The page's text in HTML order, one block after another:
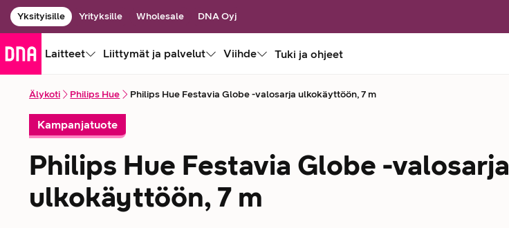
Yksityisille Yrityksille Wholesale DNA Oyj
Laitteet Liittymät ja palvelut Viihde Tuki ja ohjeet
Älykoti Philips Hue Philips Hue Festavia Globe -valosarja ulkokäyttöön, 7 m
Kampanjatuote
Philips Hue Festavia Globe -valosarja
ulkokäyttöön, 7 m